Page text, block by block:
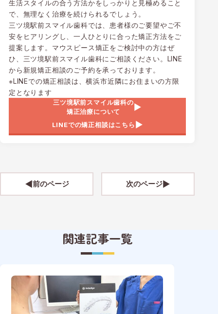
生活スタイルの合う方法かをしっかりと見極めること
で、無理なく治療を続けられるでしょう。
三ツ境駅前スマイル歯科では、患者様のご要望やご不
安をヒアリングし、一人ひとりに合った矯正方法をご
提案します。マウスピース矯正をご検討中の方はぜ
ひ、三ツ境駅前スマイル歯科にご相談ください。LINE
から新規矯正相談のご予約を承っております。
※LINEでの矯正相談は、横浜市近隣にお住まいの方限
定となります
三ツ境駅前スマイル歯科の
矯正治療について
LINEでの矯正相談はこちら
前のページ 次のページ
関連記事一覧